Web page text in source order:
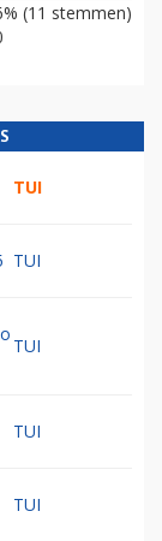
(11 stemmen)
TUI
TUI
TUI
TUI
TUI